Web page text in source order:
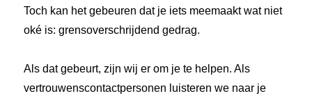
Toch kan het gebeuren dat je iets meemaakt wat niet
oké is: grensoverschrijdend gedrag.
Als dat gebeurt, zijn wij er om je te helpen. Als
vertrouwenscontactpersonen luisteren we naar je